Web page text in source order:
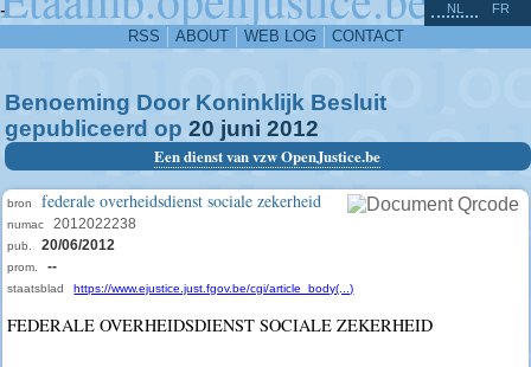
-
RSS ABOUT WEB LOG CONTACT
NL FR
Benoeming Door Koninklijk Besluit
gepubliceerd op 20 juni 2012
Een dienst van vzw OpenJustice.be
bron federale overheidsdienst sociale zekerheid
numac 2012022238
pub. 20/06/2012
prom. --
staatsblad https://www.ejustice.just.fgov.be/cgi/article_body(...)
FEDERALE OVERHEIDSDIENST SOCIALE ZEKERHEID
^